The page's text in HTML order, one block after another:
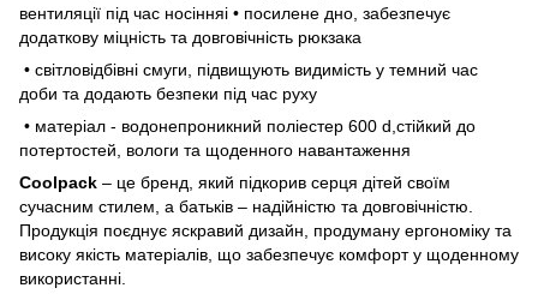
вентиляції під час носінняі • посилене дно, забезпечує
додаткову міцність та довговічність рюкзака
• світловідбівні смуги, підвищують видимість у темний час
доби та додають безпеки під час руху
• матеріал - водонепроникний поліестер 600 d,стійкий до
потертостей, вологи та щоденного навантаження
Coolpack – це бренд, який підкорив серця дітей своїм
сучасним стилем, а батьків – надійністю та довговічністю.
Продукція поєднує яскравий дизайн, продуману ергономіку та
високу якість матеріалів, що забезпечує комфорт у щоденному
використанні.